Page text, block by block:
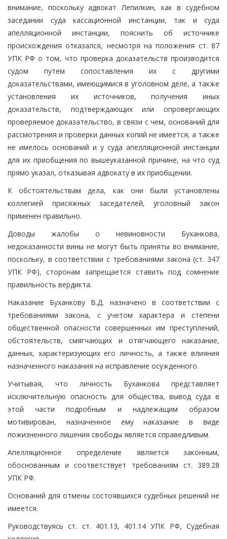
внимание, поскольку адвокат Лепилкин, как в судебном
заседании суда кассационной инстанции, так и суда
апелляционной инстанции, пояснить об источнике
происхождения отказался, несмотря на положения ст. 87
УПК РФ о том, что проверка доказательств производится
судом путем сопоставления их с другими
доказательствами, имеющимися в уголовном деле, а также
установления их источников, получения иных
доказательств, подтверждающих или опровергающих
проверяемое доказательство, в связи с чем, оснований для
рассмотрения и проверки данных копий не имеется, а также
не имелось оснований и у суда апелляционной инстанции
для их приобщения по вышеуказанной причине, на что суд
прямо указал, отказывая адвокату в их приобщении.
К обстоятельствам дела, как они были установлены
коллегией присяжных заседателей, уголовный закон
применен правильно.
Доводы жалобы о невиновности Буханкова,
недоказанности вины не могут быть приняты во внимание,
поскольку, в соответствии с требованиями закона (ст. 347
УПК РФ), сторонам запрещается ставить под сомнение
правильность вердикта.
Наказание Буханкову В.Д. назначено в соответствии с
требованиями закона, с учетом характера и степени
общественной опасности совершенных им преступлений,
обстоятельств, смягчающих и отягчающего наказание,
данных, характеризующих его личность, а также влияния
назначенного наказания на исправление осужденного.
Учитывая, что личность Буханкова представляет
исключительную опасность для общества, вывод суда в
этой части подробным и надлежащим образом
мотивирован, назначенное ему наказание в виде
пожизненного лишения свободы является справедливым.
Апелляционное определение является законным,
обоснованным и соответствует требованиям ст. 389.28
УПК РФ.
Оснований для отмены состоявшихся судебных решений не
имеется.
Руководствуясь ст. ст. 401.13, 401.14 УПК РФ, Судебная